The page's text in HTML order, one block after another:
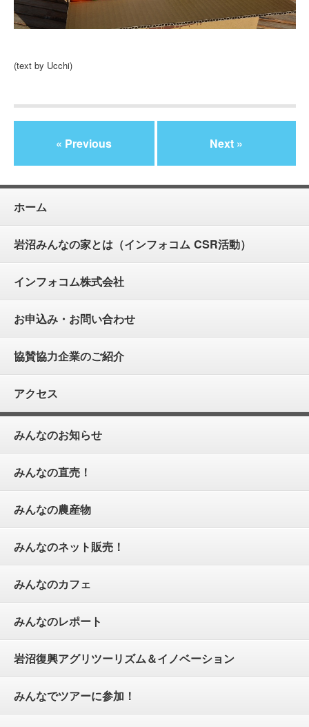
(text by Ucchi)
« Previous Next »
ホーム
岩沼みんなの家とは（インフォコム CSR活動）
インフォコム株式会社
お申込み・お問い合わせ
協賛協力企業のご紹介
アクセス
みんなのお知らせ
みんなの直売！
みんなの農産物
みんなのネット販売！
みんなのカフェ
みんなのレポート
岩沼復興アグリツーリズム＆イノベーション
みんなでツアーに参加！